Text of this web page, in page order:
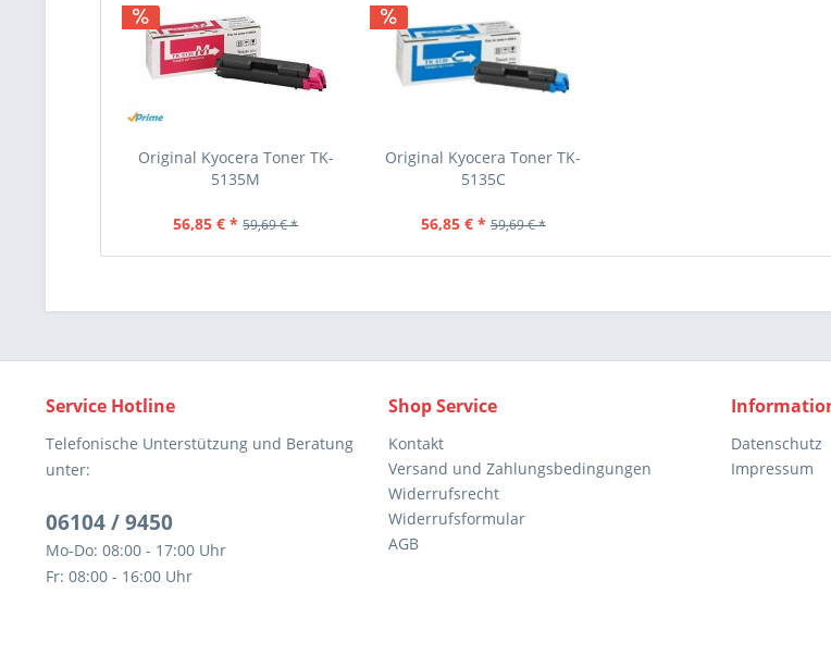
Original Kyocera Toner TK-
5135M
56,85 € * 59,69 € *
Original Kyocera Toner TK-
5135C
56,85 € * 59,69 € *
Service Hotline
Telefonische Unterstützung und Beratung
unter:
06104 / 9450
Mo-Do: 08:00 - 17:00 Uhr
Fr: 08:00 - 16:00 Uhr
Shop Service
Kontakt
Versand und Zahlungsbedingungen
Widerrufsrecht
Widerrufsformular
AGB
Datenschutz
Impressum